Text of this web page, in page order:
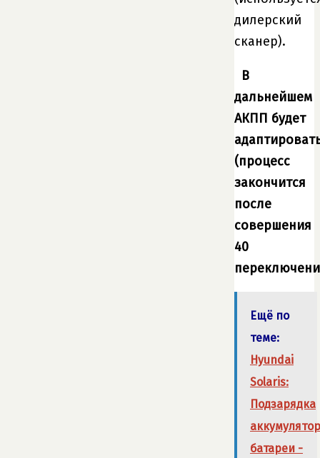
дилерский
сканер).
В
дальнейшем
АКПП будет
(процесс
закончится
после
совершения
40
Ещё по
теме:
Hyundai
Solaris:
Подзарядка
батареи -